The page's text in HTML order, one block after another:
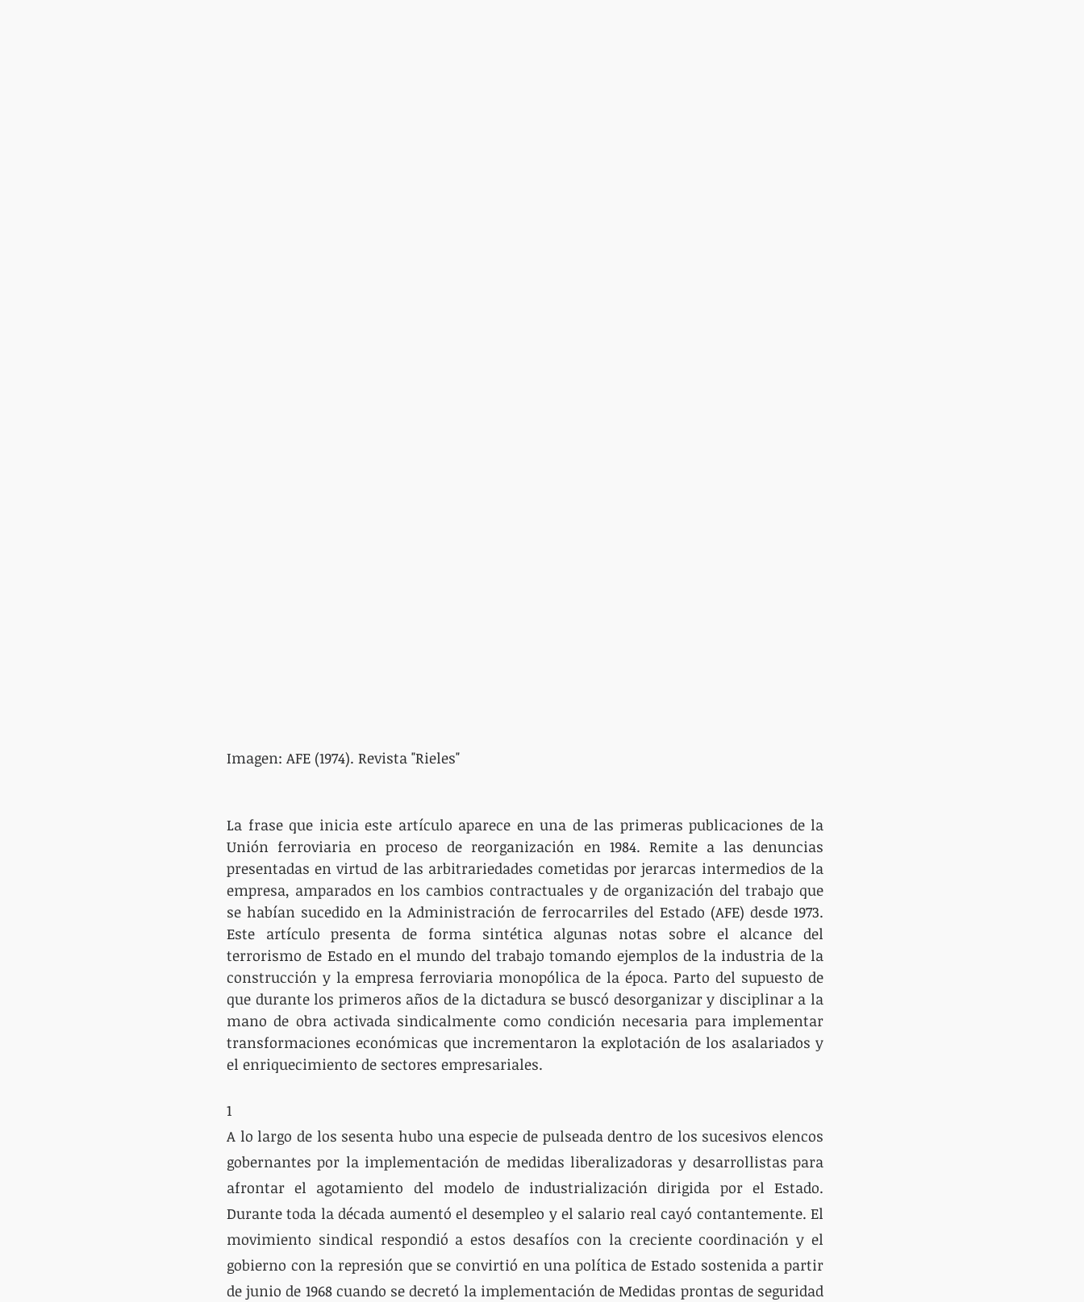
Imagen: AFE (1974). Revista "Rieles"
La frase que inicia este artículo aparece en una de las primeras publicaciones de la
Unión ferroviaria en proceso de reorganización en 1984. Remite a las denuncias
presentadas en virtud de las arbitrariedades cometidas por jerarcas intermedios de la
empresa, amparados en los cambios contractuales y de organización del trabajo que
se habían sucedido en la Administración de ferrocarriles del Estado (AFE) desde 1973.
Este artículo presenta de forma sintética algunas notas sobre el alcance del
terrorismo de Estado en el mundo del trabajo tomando ejemplos de la industria de la
construcción y la empresa ferroviaria monopólica de la época. Parto del supuesto de
que durante los primeros años de la dictadura se buscó desorganizar y disciplinar a la
mano de obra activada sindicalmente como condición necesaria para implementar
transformaciones económicas que incrementaron la explotación de los asalariados y
el enriquecimiento de sectores empresariales.
1
A lo largo de los sesenta hubo una especie de pulseada dentro de los sucesivos elencos
gobernantes por la implementación de medidas liberalizadoras y desarrollistas para
afrontar el agotamiento del modelo de industrialización dirigida por el Estado.
Durante toda la década aumentó el desempleo y el salario real cayó contantemente. El
movimiento sindical respondió a estos desafíos con la creciente coordinación y el
gobierno con la represión que se convirtió en una política de Estado sostenida a partir
de junio de 1968 cuando se decretó la implementación de Medidas prontas de seguridad